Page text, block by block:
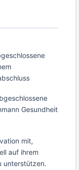
Gesundheit
mit,
auf ihrem
unterstützen.